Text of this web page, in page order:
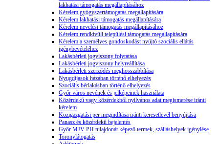
lakhatási támogatás megállapításához
Kérelem gyógyszertámogatás megállapítására
Kérelem lakhatási támogatás megállapítására
Kérelem nevelési támogatás megállapításához
Kérelem rendkívüli települési támogatás megállapítására
Kérelem a személyes gondoskodást nyújtó szociális ellátás
igénybevételéhez
Lakásbérleti jogviszony folytatása
Lakásbérleti jogviszony helyreállítása
Lakásbérleti szerződés meghosszabbítása
Nyugdíjasok házában történő elhelyezés
Szociális bérlakásban történő elhelyezés
Győr város nevének és jelképeinek használata
Közérdekű vagy közérdekből nyilvános adat megismerése iránti
kérelem
Közigazgatási per megindítása iránti keresetlevél benyújtása
Panasz és közérdekű bejelentés
Győr MJV PH tulajdonát képező termek, szálláshelyek igénylése
Toronylátogatás